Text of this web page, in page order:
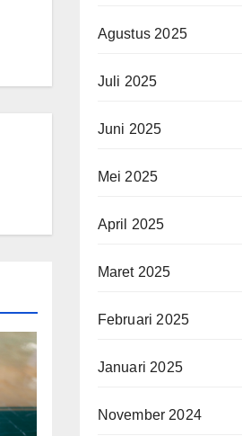
Agustus 2025
Juli 2025
Juni 2025
Mei 2025
April 2025
Maret 2025
Februari 2025
Januari 2025
November 2024